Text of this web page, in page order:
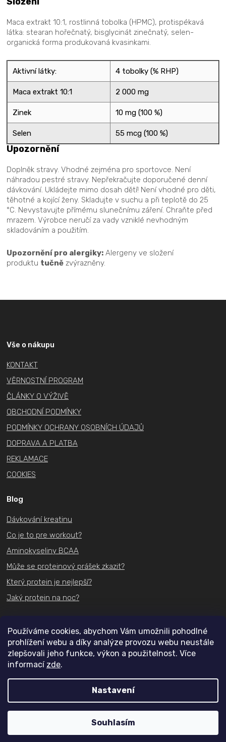
Používáme cookies, abychom Vám umožnili pohodlné
prohlížení webu a díky analýze provozu webu neustále
zlepšovali jeho funkce, výkon a použitelnost. Více
informací zde.
Nastavení
Souhlasím
Maca extrakt 10:1, rostlinná tobolka (HPMC), protispékavá
látka: stearan hořečnatý, bisglycinát zinečnatý, selen-
organická forma produkovaná kvasinkami.
Aktivní látky: 4 tobolky (% RHP)
Maca extrakt 10:1 2 000 mg
Zinek 10 mg (100 %)
Selen 55 mcg (100 %)
Upozornění
Doplněk stravy. Vhodné zejména pro sportovce. Není
náhradou pestré stravy. Nepřekračujte doporučené denní
dávkování. Ukládejte mimo dosah dětí! Není vhodné pro děti,
těhotné a kojící ženy. Skladujte v suchu a při teplotě do 25
°C. Nevystavujte přímému slunečnímu záření. Chraňte před
mrazem. Výrobce neručí za vady vzniklé nevhodným
skladováním a použitím.
Upozornění pro alergiky: Alergeny ve složení
produktu tučně zvýrazněny.
Vše o nákupu
KONTAKT
VĚRNOSTNÍ PROGRAM
ČLÁNKY O VÝŽIVĚ
OBCHODNÍ PODMÍNKY
PODMÍNKY OCHRANY OSOBNÍCH ÚDAJŮ
DOPRAVA A PLATBA
REKLAMACE
COOKIES
Blog
Dávkování kreatinu
Co je to pre workout?
Aminokyseliny BCAA
Může se proteinový prášek zkazit?
Který protein je nejlepší?
Jaký protein na noc?
Kontakt
+420731 489 074
info@actifit.cz
Copyright 2026Actifit.cz. Všechna práva vyhrazena.